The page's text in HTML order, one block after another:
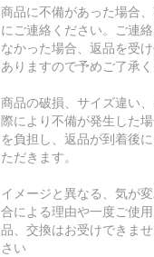
商品に不備があった場合
にご連絡ください。ご連
なかった場合、返品を受
ありますので予めご了承く
商品の破損、サイズ違い
際により不備が発生した
を負担し、返品が到着後
ただきます。
イメージと異なる、気が
合による理由や一度ご使
品、交換はお受けできま
さい